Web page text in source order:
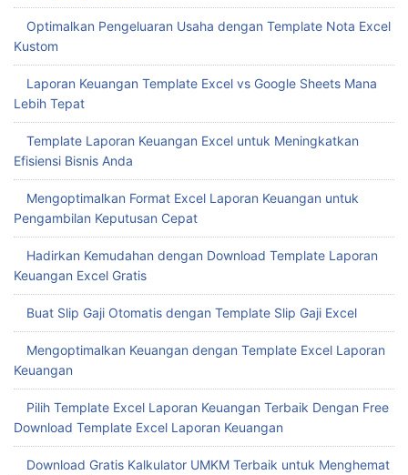
Optimalkan Pengeluaran Usaha dengan Template Nota Excel
Kustom
Laporan Keuangan Template Excel vs Google Sheets Mana
Lebih Tepat
Template Laporan Keuangan Excel untuk Meningkatkan
Efisiensi Bisnis Anda
Mengoptimalkan Format Excel Laporan Keuangan untuk
Pengambilan Keputusan Cepat
Hadirkan Kemudahan dengan Download Template Laporan
Keuangan Excel Gratis
Buat Slip Gaji Otomatis dengan Template Slip Gaji Excel
Mengoptimalkan Keuangan dengan Template Excel Laporan
Keuangan
Pilih Template Excel Laporan Keuangan Terbaik Dengan Free
Download Template Excel Laporan Keuangan
Download Gratis Kalkulator UMKM Terbaik untuk Menghemat